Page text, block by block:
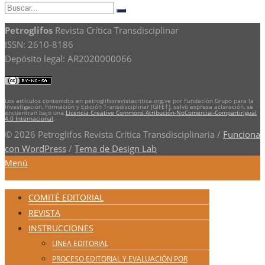
Buscar:
Buscar
Petroglifos Revista Crítica Transdisciplinar
ISSN: 2610-8186
Depósito legal: AR2020000066
Los artículos contenidos en petroglifosrevistacritica.org.ve por Fundación Grupo para la
Investigación, Formación y Edición Transdisciplinar (GIFET), salvo expresa aclaración, se
encuentran bajo una Licencia Creative Commons Atribución-NoComercial-CompartirIgual
4.0 Internacional
© 2026 Petroglifos Revista Crítica Transdisciplinaria / Funciona
con WordPress / Tema de Design Lab
Menú
COMITÉ EDITORIAL
REVISTA
INSTRUCCIONES
LINEA EDITORIAL
PROCESO EDITORIAL Y EVALUACIÓN POR